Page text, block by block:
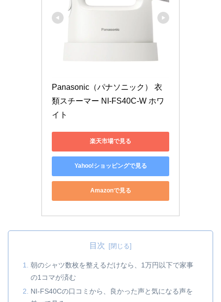
Panasonic（パナソニック） 衣
類スチーマー NI-FS40C-W ホワ
イト
楽天市場で見る
Yahoo!ショッピングで見る
Amazonで見る
目次
朝のシャツ数枚を整えるだけなら、1万円以下で家事
の1コマが済む
NI-FS40Cの口コミから、良かった声と気になる声を